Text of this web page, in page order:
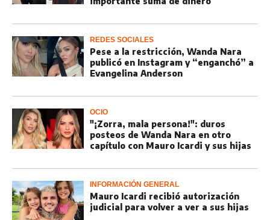
REDES SOCIALES
Pese a la restricción, Wanda Nara
publicó en Instagram y “enganchó” a
Evangelina Anderson
OCIO
"¡Zorra, mala persona!": duros
posteos de Wanda Nara en otro
capítulo con Mauro Icardi y sus hijas
INFORMACIÓN GENERAL
Mauro Icardi recibió autorización
judicial para volver a ver a sus hijas